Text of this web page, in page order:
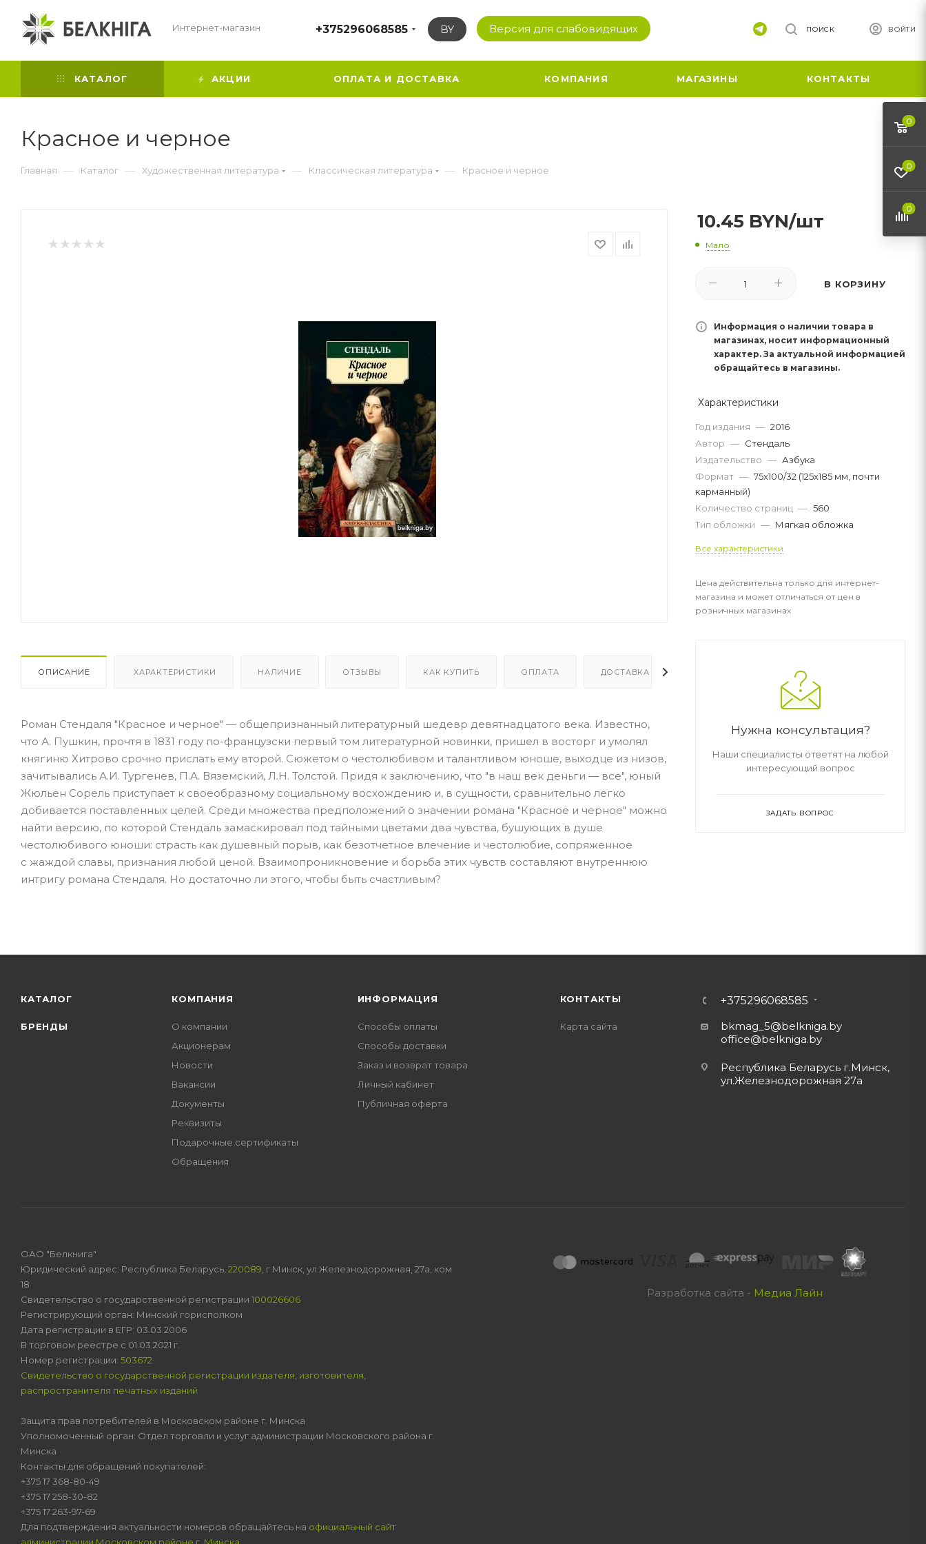
Интернет-магазин +375296068585 BY Версия для слабовидящих ВОЙТИ
ПОИСК
КАТАЛОГ АКЦИИ ОПЛАТА И ДОСТАВКА КОМПАНИЯ МАГАЗИНЫ КОНТАКТЫ
Красное и черное
Главная — Каталог — Художественная литература — Классическая литература — Красное и черное
ОПИСАНИЕ ХАРАКТЕРИСТИКИ НАЛИЧИЕ ОТЗЫВЫ КАК КУПИТЬ ОПЛАТА ДОСТАВКА
Роман Стендаля "Красное и черное" — общепризнанный литературный шедевр девятнадцатого века. Известно,
что А. Пушкин, прочтя в 1831 году по-французски первый том литературной новинки, пришел в восторг и умолял
княгиню Хитрово срочно прислать ему второй. Сюжетом о честолюбивом и талантливом юноше, выходце из низов,
зачитывались А.И. Тургенев, П.А. Вяземский, Л.Н. Толстой. Придя к заключению, что "в наш век деньги — все", юный
Жюльен Сорель приступает к своеобразному социальному восхождению и, в сущности, сравнительно легко
добивается поставленных целей. Среди множества предположений о значении романа "Красное и черное" можно
найти версию, по которой Стендаль замаскировал под тайными цветами два чувства, бушующих в душе
честолюбивого юноши: страсть как душевный порыв, как безотчетное влечение и честолюбие, сопряженное
с жаждой славы, признания любой ценой. Взаимопроникновение и борьба этих чувств составляют внутреннюю
интригу романа Стендаля. Но достаточно ли этого, чтобы быть счастливым?
10.45 BYN/шт
Мало
В КОРЗИНУ
Информация о наличии товара в
магазинах, носит информационный
характер. За актуальной информацией
обращайтесь в магазины.
Характеристики
Год издания — 2016
Автор — Стендаль
Издательство — Азбука
Формат — 75x100/32 (125x185 мм, почти
карманный)
Количество страниц — 560
Тип обложки — Мягкая обложка
Все характеристики
Цена действительна только для интернет-
магазина и может отличаться от цен в
розничных магазинах
Нужна консультация?
Наши специалисты ответят на любой
интересующий вопрос
ЗАДАТЬ ВОПРОС
КАТАЛОГ
БРЕНДЫ
КОМПАНИЯ
О компании
Акционерам
Новости
Вакансии
Документы
Реквизиты
Подарочные сертификаты
Обращения
ИНФОРМАЦИЯ
Способы оплаты
Способы доставки
Заказ и возврат товара
Личный кабинет
Публичная оферта
КОНТАКТЫ
Карта сайта
+375296068585
bkmag_5@belkniga.by
office@belkniga.by
Республика Беларусь г.Минск,
ул.Железнодорожная 27а
Разработка сайта - Медиа Лайн
ОАО "Белкнига"
Юридический адрес: Республика Беларусь, 220089 , г.Минск, ул.Железнодорожная, 27а, ком
18
Свидетельство о государственной регистрации 100026606
Регистрирующий орган: Минский горисполком
Дата регистрации в ЕГР: 03.03.2006
В торговом реестре с 01.03.2021 г.
Номер регистрации: 503672
Свидетельство о государственной регистрации издателя, изготовителя,
распространителя печатных изданий
Защита прав потребителей в Московском районе г. Минска
Уполномоченный орган: Отдел торговли и услуг администрации Московского района г.
Минска
Контакты для обращений покупателей:
+375 17 368-80-49
+375 17 258-30-82
+375 17 263-97-69
Для подтверждения актуальности номеров обращайтесь на официальный сайт
0
0
0